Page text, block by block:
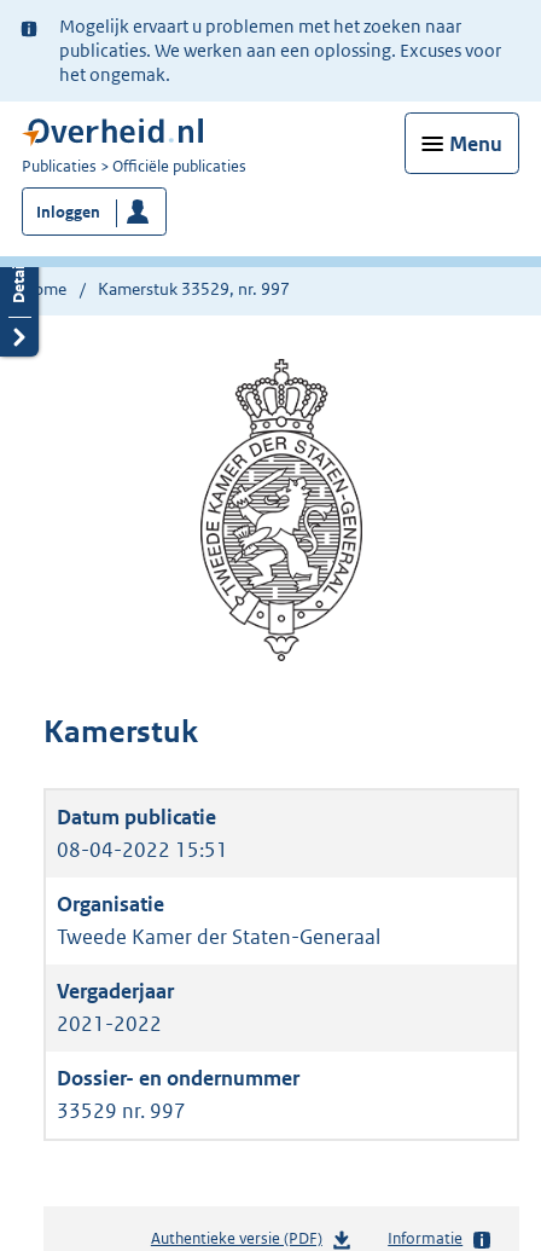
Ter
informatie:
Mogelijk ervaart u problemen met het zoeken naar
publicaties. We werken aan een oplossing. Excuses voor
het ongemak.
Menu
U
bent
nu
hier:
Publicaties Officiële publicaties
Inloggen
Home Kamerstuk 33529, nr. 997
Kamerstuk
08-04-2022 15:51
Tweede Kamer der Staten-Generaal
2021-2022
33529 nr. 997
Authentieke versie (PDF)b
Informatie